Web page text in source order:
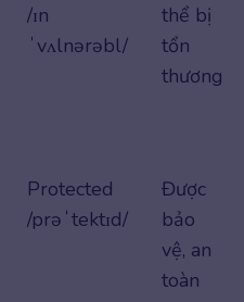
/ɪn
ˈvʌlnərəbl/
thể bị
tổn
thương
Protected
/prəˈtektɪd/
Được
bảo
vệ, an
toàn